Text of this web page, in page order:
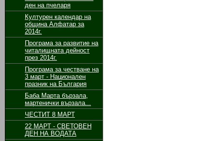
ден на пчеларя
Културен календар на
община Алфатар за
2014г.
Програма за развитие на
читалищната дейност
през 2014г.
Програма за честване на
3 март - Национален
празник на България
Баба Марта бързала,
мартенички вързала...
ЧЕСТИТ 8 МАРТ
22 МАРТ - СВЕТОВЕН
ДЕН НА ВОДАТА